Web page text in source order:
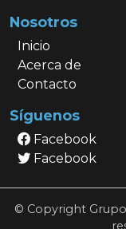
Nosotros
Inicio
Acerca de
Contacto
Síguenos
Facebook
Facebook
© Copyright